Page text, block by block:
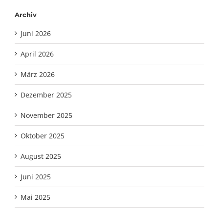
Archiv
Juni 2026
April 2026
März 2026
Dezember 2025
November 2025
Oktober 2025
August 2025
Juni 2025
Mai 2025